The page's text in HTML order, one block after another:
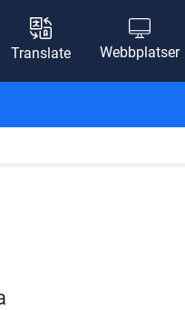
Translate Webbplatser